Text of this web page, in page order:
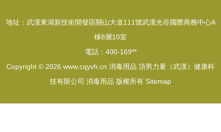
地址：武漢東湖新技術開發區關山大道111號武漢光谷國際商務中心A
棟8層10室
電話：400-169**
Copyright © 2026 www.cqyvh.cn 消毒用品 頂男力量（武漢）健康科
技有限公司 消毒用品 版權所有 Sitemap